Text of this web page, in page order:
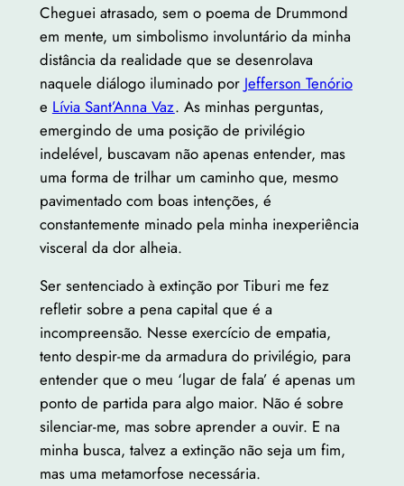
Cheguei atrasado, sem o poema de Drummond
em mente, um simbolismo involuntário da minha
distância da realidade que se desenrolava
naquele diálogo iluminado por Jefferson Tenório
e Lívia Sant’Anna Vaz. As minhas perguntas,
emergindo de uma posição de privilégio
indelével, buscavam não apenas entender, mas
uma forma de trilhar um caminho que, mesmo
pavimentado com boas intenções, é
constantemente minado pela minha inexperiência
visceral da dor alheia.
Ser sentenciado à extinção por Tiburi me fez
refletir sobre a pena capital que é a
incompreensão. Nesse exercício de empatia,
tento despir-me da armadura do privilégio, para
entender que o meu ‘lugar de fala’ é apenas um
ponto de partida para algo maior. Não é sobre
silenciar-me, mas sobre aprender a ouvir. E na
minha busca, talvez a extinção não seja um fim,
mas uma metamorfose necessária.